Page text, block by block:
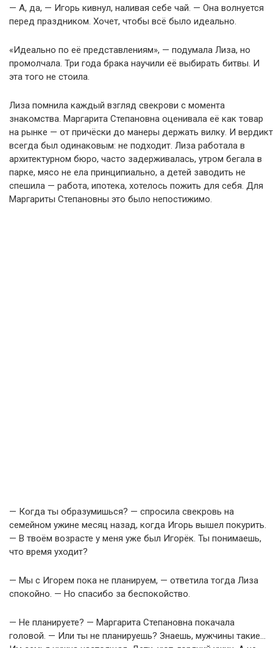
— А, да, — Игорь кивнул, наливая себе чай. — Она волнуется
перед праздником. Хочет, чтобы всё было идеально.
«Идеально по её представлениям», — подумала Лиза, но
промолчала. Три года брака научили её выбирать битвы. И
эта того не стоила.
Лиза помнила каждый взгляд свекрови с момента
знакомства. Маргарита Степановна оценивала её как товар
на рынке — от причёски до манеры держать вилку. И вердикт
всегда был одинаковым: не подходит. Лиза работала в
архитектурном бюро, часто задерживалась, утром бегала в
парке, мясо не ела принципиально, а детей заводить не
спешила — работа, ипотека, хотелось пожить для себя. Для
Маргариты Степановны это было непостижимо.
— Когда ты образумишься? — спросила свекровь на
семейном ужине месяц назад, когда Игорь вышел покурить.
— В твоём возрасте у меня уже был Игорёк. Ты понимаешь,
что время уходит?
— Мы с Игорем пока не планируем, — ответила тогда Лиза
спокойно. — Но спасибо за беспокойство.
— Не планируете? — Маргарита Степановна покачала
головой. — Или ты не планируешь? Знаешь, мужчины такие…